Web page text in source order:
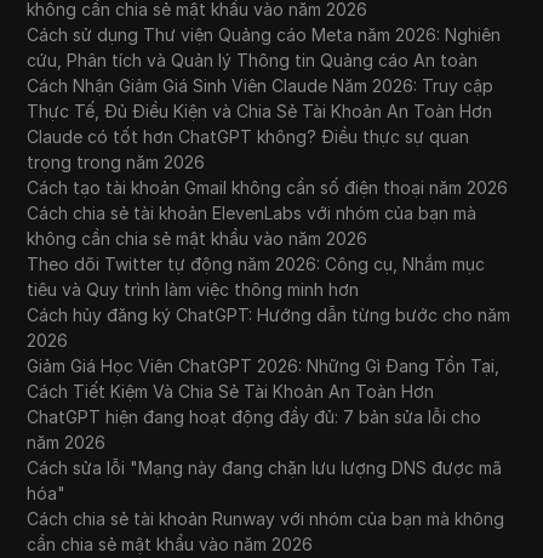
không cần chia sẻ mật khẩu vào năm 2026
Cách sử dụng Thư viện Quảng cáo Meta năm 2026: Nghiên
cứu, Phân tích và Quản lý Thông tin Quảng cáo An toàn
Cách Nhận Giảm Giá Sinh Viên Claude Năm 2026: Truy cập
Thực Tế, Đủ Điều Kiện và Chia Sẻ Tài Khoản An Toàn Hơn
Claude có tốt hơn ChatGPT không? Điều thực sự quan
trọng trong năm 2026
Cách tạo tài khoản Gmail không cần số điện thoại năm 2026
Cách chia sẻ tài khoản ElevenLabs với nhóm của bạn mà
không cần chia sẻ mật khẩu vào năm 2026
Theo dõi Twitter tự động năm 2026: Công cụ, Nhắm mục
tiêu và Quy trình làm việc thông minh hơn
Cách hủy đăng ký ChatGPT: Hướng dẫn từng bước cho năm
2026
Giảm Giá Học Viên ChatGPT 2026: Những Gì Đang Tồn Tại,
Cách Tiết Kiệm Và Chia Sẻ Tài Khoản An Toàn Hơn
ChatGPT hiện đang hoạt động đầy đủ: 7 bản sửa lỗi cho
năm 2026
Cách sửa lỗi "Mạng này đang chặn lưu lượng DNS được mã
hóa"
Cách chia sẻ tài khoản Runway với nhóm của bạn mà không
cần chia sẻ mật khẩu vào năm 2026